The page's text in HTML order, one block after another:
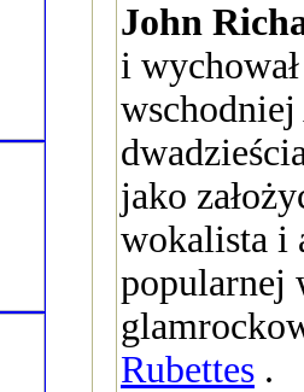
John
i
jako
wokalista i
popularnej
Rubettes .